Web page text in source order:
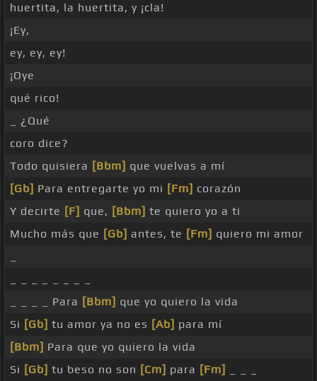
huertita, la huertita, y ¡cla!
¡Ey,
ey, ey, ey!
¡Oye
qué rico!
_ ¿Qué
coro dice?
Todo quisiera [Bbm] que vuelvas a mí
[Gb] Para entregarte yo mi [Fm] corazón
Y decirte [F] que, [Bbm] te quiero yo a ti
Mucho más que [Gb] antes, te [Fm] quiero mi amor
_ _ _ _ Para [Bbm] que yo quiero la vida
Si [Gb] tu amor ya no es [Ab] para mí
[Bbm] Para que yo quiero la vida
Si [Gb] tu beso no son [Cm] para [Fm]